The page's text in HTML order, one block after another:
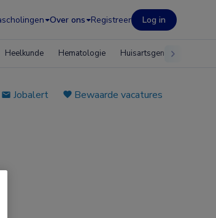
Over ons Registreer Log in
Heelkunde Hematologie Huisartsgeneeskunde
Jobalert
Bewaarde vacatures